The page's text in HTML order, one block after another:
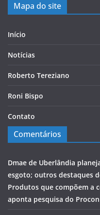
Mapa do site
Início
Notícias
Roberto Tereziano
Roni Bispo
Contato
Comentários
Dmae de Uberlândia
esgoto; outros destaques
Produtos que compõem a
aponta pesquisa do Procon